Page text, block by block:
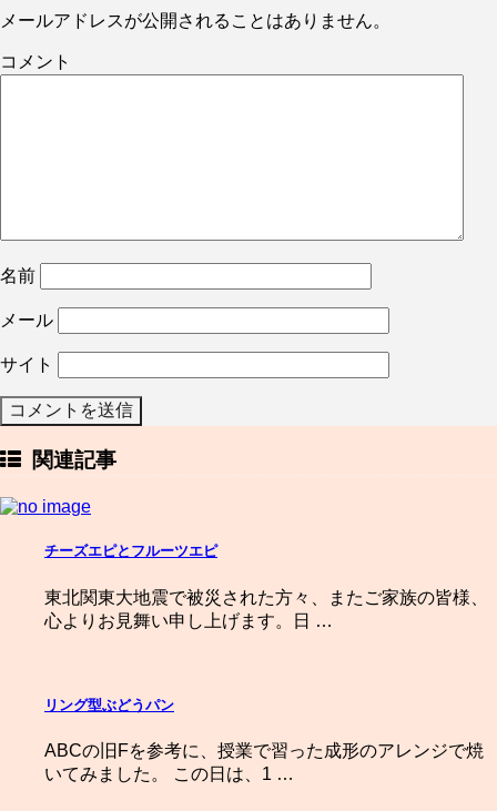
メールアドレスが公開されることはありません。
コメント
名前
メール
サイト
関連記事
チーズエピとフルーツエピ
東北関東大地震で被災された方々、またご家族の皆様、
心よりお見舞い申し上げます。日 …
リング型ぶどうパン
ABCの旧Fを参考に、授業で習った成形のアレンジで焼
いてみました。 この日は、1 …